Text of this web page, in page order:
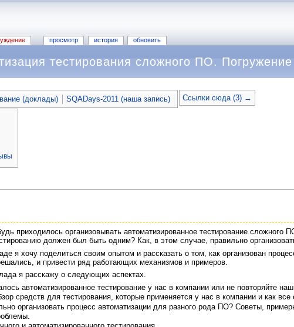
просмотр история обновить
тестирования сложного ПО.
(доклады) SQADays-2011 (наша запись) Ссылки сюда (3) →
приходилось организовывать автоматизированное тестирование
должен был быть одним? Как, в этом случае, правильно
я хочу поделиться своим опытом и рассказать о том, как организован
и привести ряд работающих механизмов и примеров.
я расскажу о следующих аспектах.
автоматизированное тестирование у нас в компании или не повторяйте
средств для тестирования, которые применяется у нас в компании и как
организовать процесс автоматизации для разного рода ПО? Советы,